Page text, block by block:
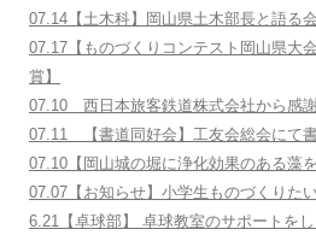
07.14【土木科】岡山県土木部長と語る
07.17【ものづくりコンテスト岡山県大
賞】
07.10 西日本旅客鉄道株式会社から感
07.11 【書道同好会】工友会総会にて
07.10【岡山城の堀に浄化効果のある藻を
07.07【お知らせ】小学生ものづくりた
6.21【卓球部】 卓球教室のサポートをし